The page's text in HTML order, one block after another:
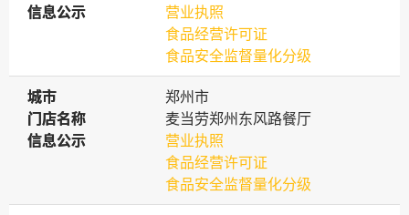
信息公示
信息公示
营业执照
食品经营许可证
食品安全监督量化分级
城市
城市
郑州市
门店名称
门店名称
麦当劳郑州东风路餐厅
信息公示
信息公示
营业执照
食品经营许可证
食品安全监督量化分级